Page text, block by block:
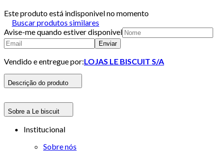
Este produto está indisponivel no momento
Buscar produtos similares
Avise-me quando estiver disponivel
Enviar
Vendido e entregue por:LOJAS LE BISCUIT S/A
Descrição do produto
Sobre a Le biscuit
Institucional
Sobre nós